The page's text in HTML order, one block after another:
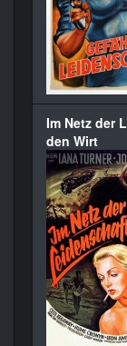
Im Netz der
den Wirt